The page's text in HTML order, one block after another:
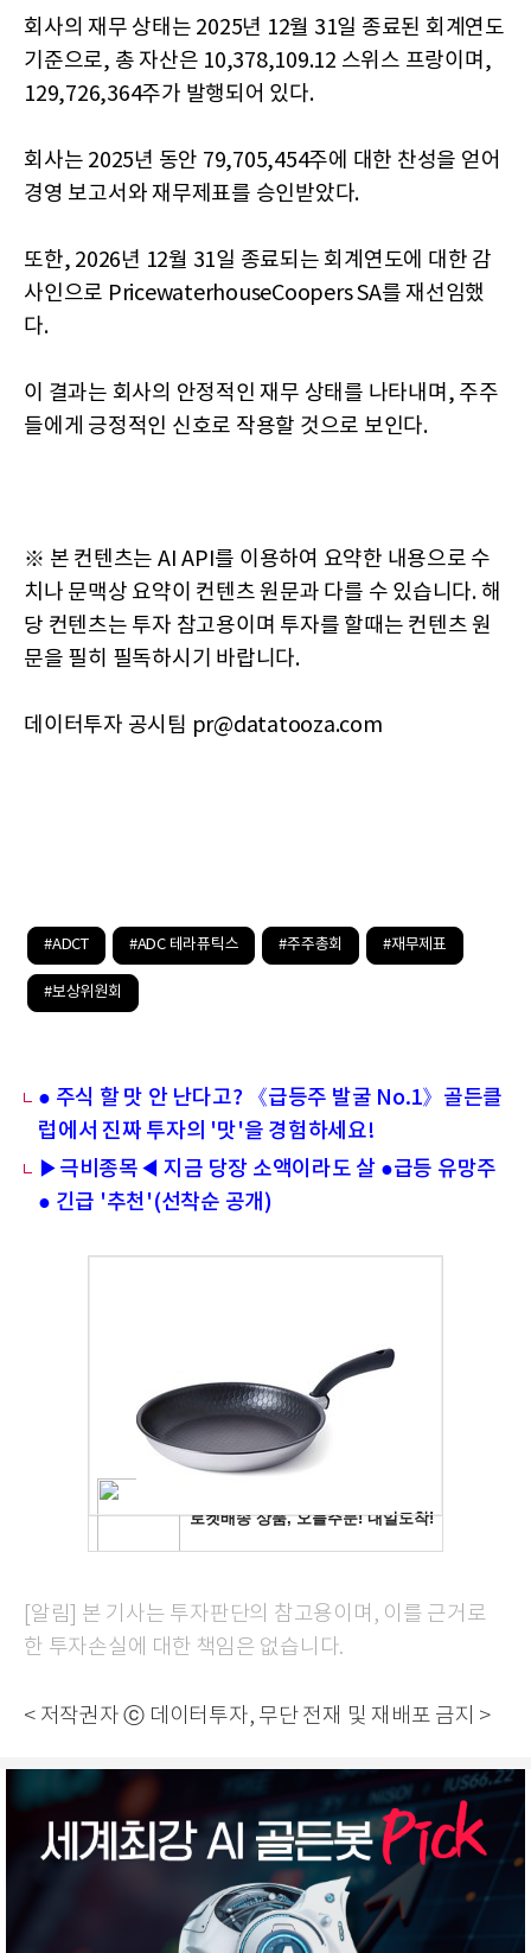
회사의 재무 상태는 2025년 12월 31일 종료된 회계연도
기준으로, 총 자산은 10,378,109.12 스위스 프랑이며,
129,726,364주가 발행되어 있다.
회사는 2025년 동안 79,705,454주에 대한 찬성을 얻어
경영 보고서와 재무제표를 승인받았다.
또한, 2026년 12월 31일 종료되는 회계연도에 대한 감
사인으로 PricewaterhouseCoopers SA를 재선임했
다.
이 결과는 회사의 안정적인 재무 상태를 나타내며, 주주
들에게 긍정적인 신호로 작용할 것으로 보인다.
※ 본 컨텐츠는 AI API를 이용하여 요약한 내용으로 수
치나 문맥상 요약이 컨텐츠 원문과 다를 수 있습니다. 해
당 컨텐츠는 투자 참고용이며 투자를 할때는 컨텐츠 원
문을 필히 필독하시기 바랍니다.
데이터투자 공시팀 pr@datatooza.com
#ADCT #ADC 테라퓨틱스 #주주총회 #재무제표
#보상위원회
● 주식 할 맛 안 난다고? 《급등주 발굴 No.1》골든클
럽에서 진짜 투자의 '맛'을 경험하세요!
▶극비종목◀ 지금 당장 소액이라도 살 ●급등 유망주
● 긴급 '추천'(선착순 공개)
[알림] 본 기사는 투자판단의 참고용이며, 이를 근거로
한 투자손실에 대한 책임은 없습니다.
< 저작권자 ⓒ 데이터투자, 무단 전재 및 재배포 금지 >